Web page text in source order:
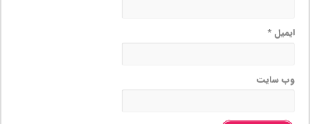
ایمیل*
وب‌ سایت